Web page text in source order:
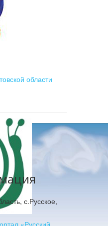
области
«Русский
с.Русское,